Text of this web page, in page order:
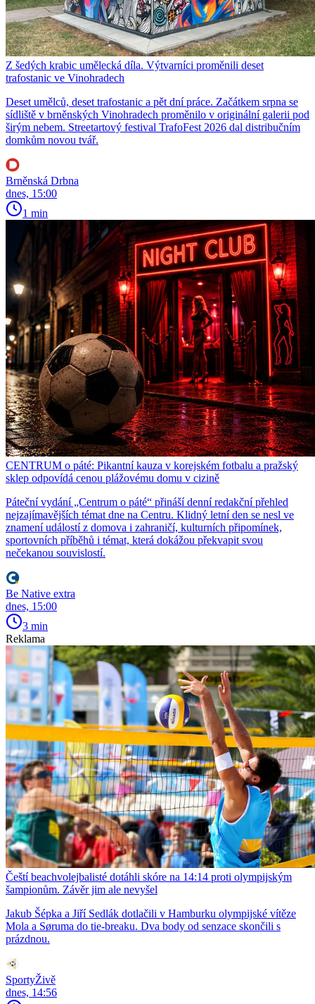
Z šedých krabic umělecká díla. Výtvarníci proměnili deset
trafostanic ve Vinohradech
Deset umělců, deset trafostanic a pět dní práce. Začátkem srpna se
sídliště v brněnských Vinohradech proměnilo v originální galerii pod
širým nebem. Streetartový festival TrafoFest 2026 dal distribučním
domkům novou tvář.
Brněnská Drbna
dnes, 15:00
1 min
CENTRUM o páté: Pikantní kauza v korejském fotbalu a pražský
sklep odpovídá cenou plážovému domu v cizině
Páteční vydání „Centrum o páté“ přináší denní redakční přehled
nejzajímavějších témat dne na Centru. Klidný letní den se nesl ve
znamení událostí z domova i zahraničí, kulturních připomínek,
sportovních příběhů i témat, která dokážou překvapit svou
nečekanou souvislostí.
Be Native extra
dnes, 15:00
3 min
Reklama
Čeští beachvolejbalisté dotáhli skóre na 14:14 proti olympijským
šampionům. Závěr jim ale nevyšel
Jakub Šépka a Jiří Sedlák dotlačili v Hamburku olympijské vítěze
Mola a Søruma do tie-breaku. Dva body od senzace skončili s
prázdnou.
SportyŽivě
dnes, 14:56